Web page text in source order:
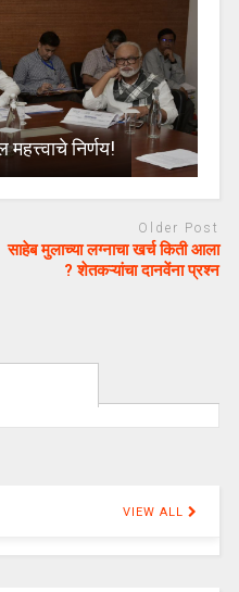
निर्णय!
Older Post
साहेब मुलाच्या लग्नाचा खर्च किती आला
? शेतकऱ्यांचा दानवेंना प्रश्न
VIEW ALL